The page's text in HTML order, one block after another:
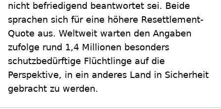
nicht befriedigend beantwortet sei. Beide
sprachen sich für eine höhere Resettlement-
Quote aus. Weltweit warten den Angaben
zufolge rund 1,4 Millionen besonders
schutzbedürftige Flüchtlinge auf die
Perspektive, in ein anderes Land in Sicherheit
gebracht zu werden.